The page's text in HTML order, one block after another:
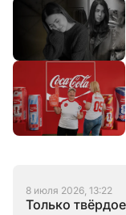
8 июля 2026, 13:22
Только